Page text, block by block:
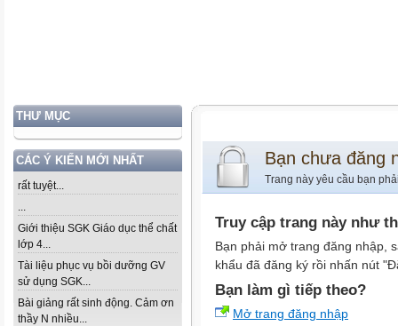
THƯ MỤC
CÁC Ý KIẾN MỚI NHẤT
rất tuyệt...
...
Giới thiệu SGK Giáo dục thể chất
lớp 4...
Tài liệu phục vụ bồi dưỡng GV
sử dụng SGK...
Bài giảng rất sinh động. Cảm ơn
thầy N nhiều...
Bạn chưa đăng
Trang này yêu cầu bạn
Truy cập trang này như
Bạn phải mở trang đăng nhập,
khẩu đã đăng ký rồi nhấn nút
Bạn làm gì tiếp theo?
Mở trang đăng nhập